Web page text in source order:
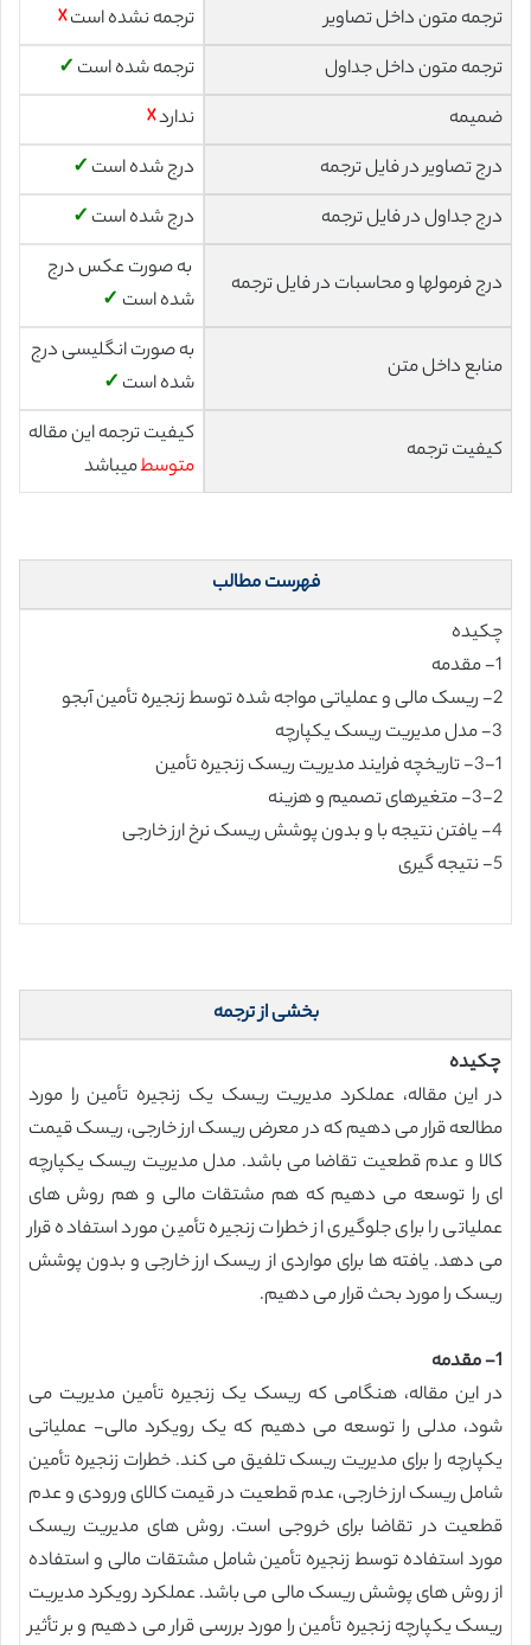
ترجمه متون داخل تصاویر ترجمه نشده است☓
ترجمه متون داخل جداول
ترجمه شده است ✓
ضمیمه
ندارد☓
درج تصاویر در فایل ترجمه
درج شده است ✓
درج جداول در فایل ترجمه
درج شده است ✓
درج فرمولها و محاسبات در فایل ترجمه
به صورت عکس درج
شده است ✓
منابع داخل متن
به صورت انگلیسی درج
شده است ✓
کیفیت ترجمه
کیفیت ترجمه این مقاله
متوسطمیباشد
فهرست مطالب
چکیده
1- مقدمه
2- ریسک مالی و عملیاتی مواجه شده توسط زنجیره تأمین آبجو
3- مدل مدیریت ریسک یکپارچه
3-1- تاریخچه فرایند مدیریت ریسک زنجیره تأمین
3-2- متغیرهای تصمیم و هزینه
4- یافتن نتیجه با و بدون پوشش ریسک نرخ ارز خارجی
5- نتیجه گیری
بخشی از ترجمه
چکیده
در این مقاله، عملکرد مدیریت ریسک یک زنجیره تأمین را مورد
مطالعه قرار می دهیم که در معرض ریسک ارز خارجی، ریسک قیمت
کالا و عدم قطعیت تقاضا می باشد. مدل مدیریت ریسک یکپارچه
ای را توسعه می دهیم که هم مشتقات مالی و هم روش های
عملیاتی را برای جلوگیری از خطرات زنجیره تأمین مورد استفاده قرار
می دهد. یافته ها برای مواردی از ریسک ارز خارجی و بدون پوشش
ریسک را مورد بحث قرار می دهیم.
1- مقدمه
در این مقاله، هنگامی که ریسک یک زنجیره تأمین مدیریت می
شود، مدلی را توسعه می دهیم که یک رویکرد مالی- عملیاتی
یکپارچه را برای مدیریت ریسک تلفیق می کند. خطرات زنجیره تأمین
شامل ریسک ارز خارجی، عدم قطعیت در قیمت کالای ورودی و عدم
قطعیت در تقاضا برای خروجی است. روش های مدیریت ریسک
مورد استفاده توسط زنجیره تأمین شامل مشتقات مالی و استفاده
از روش های پوشش ریسک مالی می باشد. عملکرد رویکرد مدیریت
ریسک یکپارچه زنجیره تأمین را مورد بررسی قرار می دهیم و بر تأثیر